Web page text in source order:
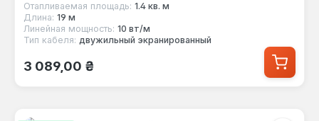
Отапливаемая площадь: 1.4 кв. м
Длина: 19 м
Линейная мощность: 10 вт/м
Тип кабеля: двужильный экранированный
Обычная цена:
3 089,00 ₴